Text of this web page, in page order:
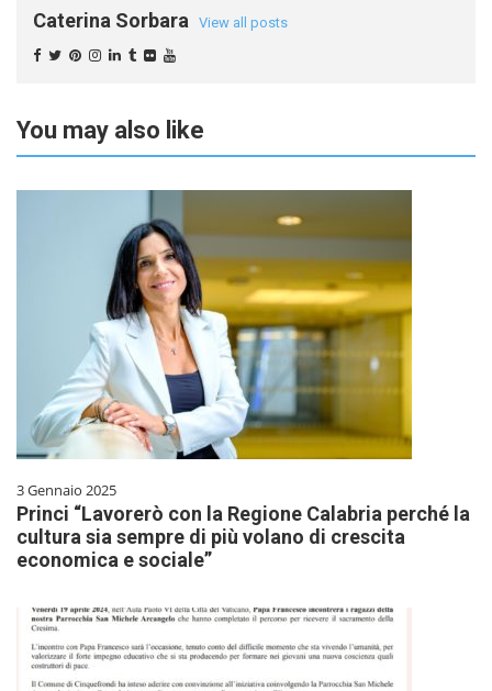
Caterina Sorbara View all posts
You may also like
3 Gennaio 2025
Princi “Lavorerò con la Regione Calabria perché la
cultura sia sempre di più volano di crescita
economica e sociale”